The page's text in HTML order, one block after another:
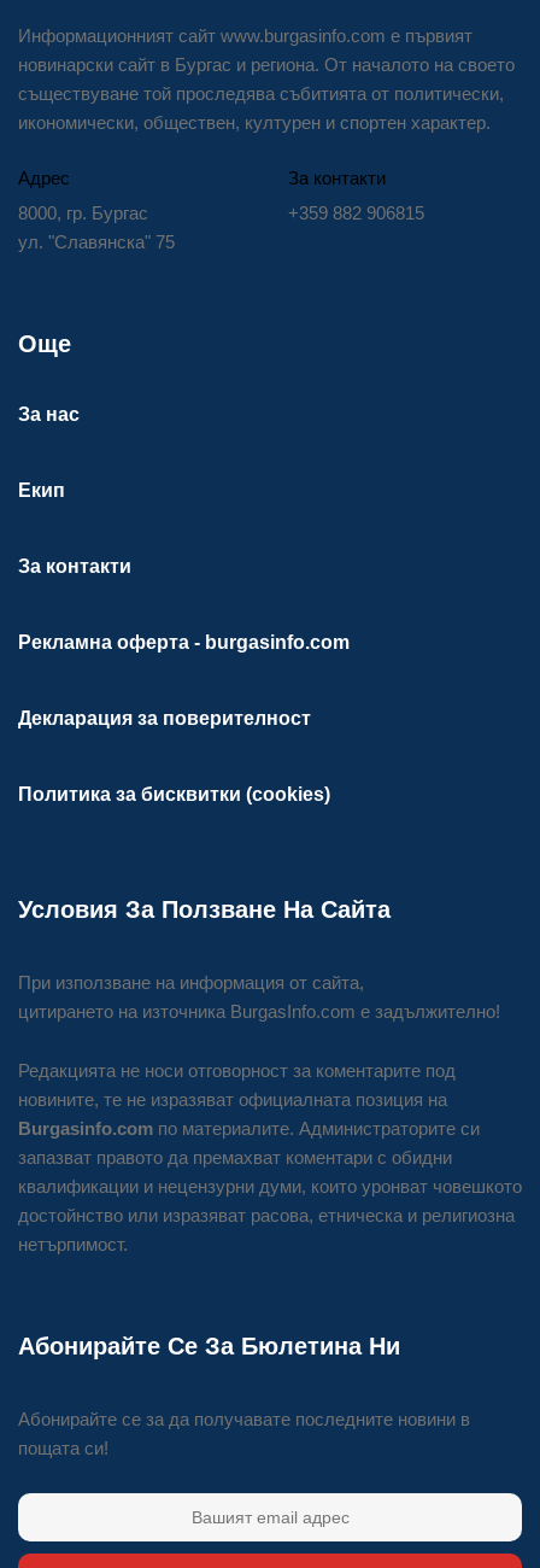
Информационният сайт www.burgasinfo.com е първият
новинарски сайт в Бургас и региона. От началото на своето
съществуване той проследява събитията от политически,
икономически, обществен, културен и спортен характер.
Адрес
8000, гр. Бургас
ул. "Славянска" 75
За контакти
+359 882 906815
Още
За нас
Екип
За контакти
Рекламна оферта - burgasinfo.com
Декларация за поверителност
Политика за бисквитки (cookies)
Условия За Ползване На Сайта
При използване на информация от сайта,
цитирането на източника BurgasInfo.com е задължително!
Редакцията не носи отговорност за коментарите под
новините, те не изразяват официалната позиция на
Burgasinfo.com по материалите. Администраторите си
запазват правото да премахват коментари с обидни
квалификации и нецензурни думи, които уронват човешкото
достойнство или изразяват расова, етническа и религиозна
нетърпимост.
Абонирайте Се За Бюлетина Ни
Абонирайте се за да получавате последните новини в
пощата си!